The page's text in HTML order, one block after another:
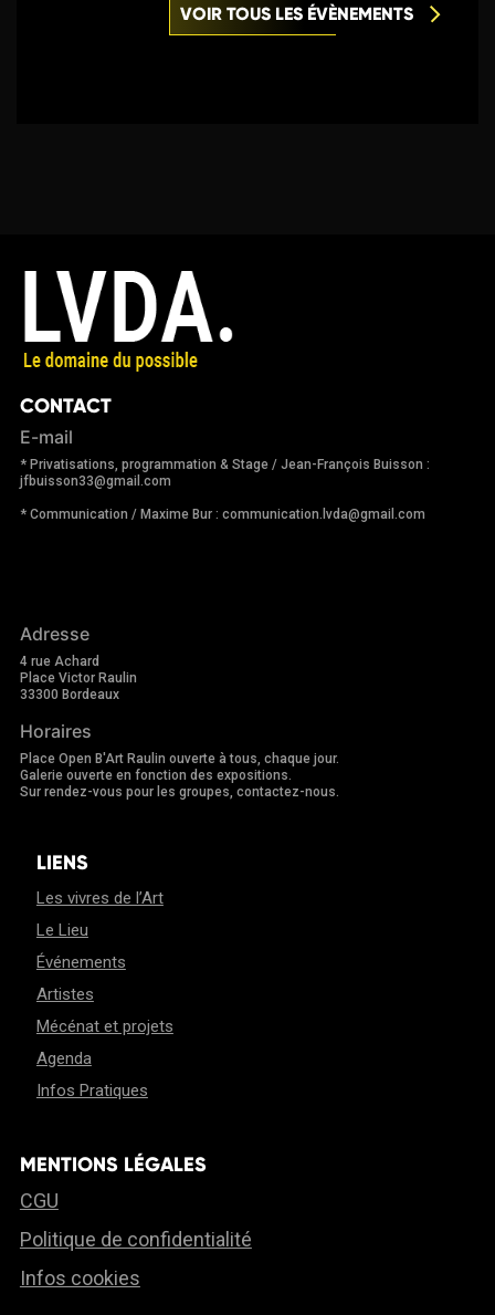
VOIR TOUS LES ÉVÈNEMENTS
CONTACT
E-mail
* Privatisations, programmation & Stage / Jean-François Buisson :
jfbuisson33@gmail.com
* Communication / Maxime Bur : communication.lvda@gmail.com
Adresse
4 rue Achard
Place Victor Raulin
33300 Bordeaux
Horaires
Place Open B'Art Raulin ouverte à tous, chaque jour.
Galerie ouverte en fonction des expositions.
Sur rendez-vous pour les groupes, contactez-nous.
LIENS
Les vivres de l’Art
Le Lieu
Événements
Artistes
Mécénat et projets
Agenda
Infos Pratiques
MENTIONS LÉGALES
CGU
Politique de confidentialité
Infos cookies